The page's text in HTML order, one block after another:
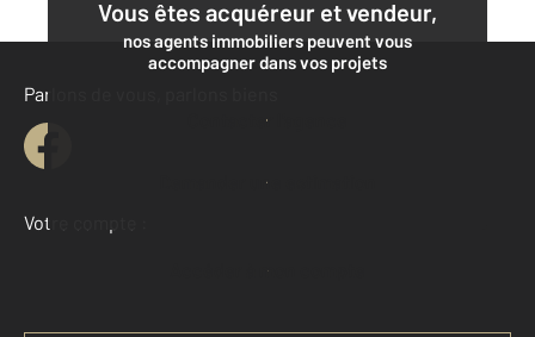
Vous êtes acquéreur et vendeur,
nos agents immobiliers peuvent vous
accompagner dans vos projets
Contacter l'agence
Demander une estimation
Parlons de vous, parlons biens
Votre compte :
Accéder à mon compte